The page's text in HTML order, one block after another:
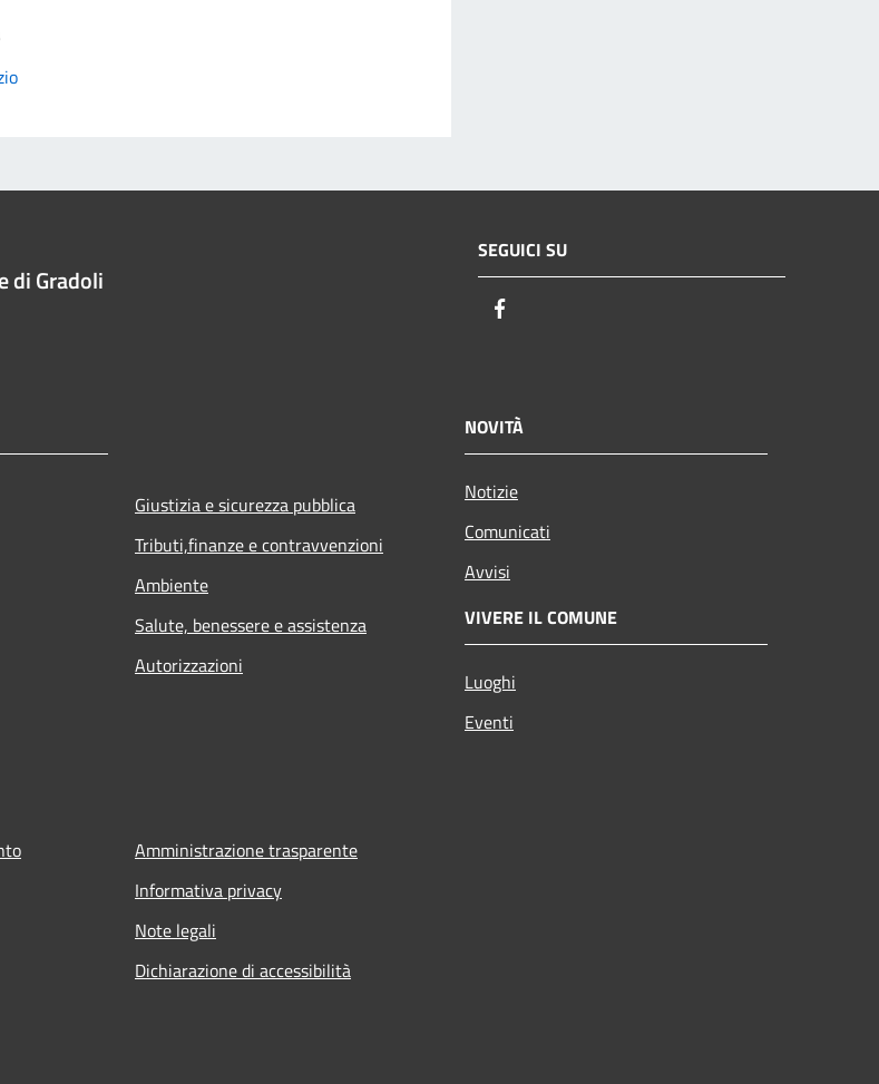
di Gradoli
SEGUICI SU
Giustizia e sicurezza pubblica
Tributi,finanze e contravvenzioni
Ambiente
Salute, benessere e assistenza
Autorizzazioni
NOVITÀ
Notizie
Comunicati
Avvisi
VIVERE IL COMUNE
Luoghi
Eventi
Amministrazione trasparente
Informativa privacy
Note legali
Dichiarazione di accessibilità